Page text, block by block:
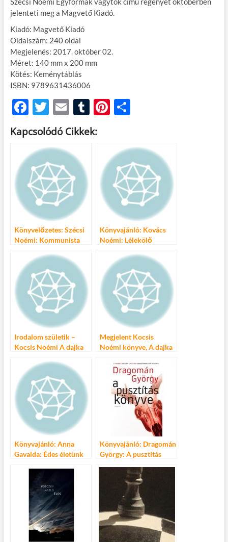
jelenteti meg a Magvető Kiadó.
Kiadó: Magvető Kiadó
Oldalszám: 240 oldal
Megjelenés: 2017. október 02.
Méret: 140 mm x 200 mm
Kötés: Keménytáblás
ISBN: 9789631436006
F
ac
e
b
o
o
k
T
w
itt
er
E
m
ail
T
u
m
Pi
es
O
m
e
g
Kapcsolódó Cikkek:
Könyvelőzetes: Szécsi
Noémi: Kommunista
Könyvajánló: Kovács
Noémi: Lélekölő
Irodalom születik –
Kocsis Noémi A dajka
Megjelent Kocsis
Noémi könyve, A dajka
Könyvajánló: Anna
Gavalda: Édes életünk
Könyvajánló: Dragomán
György: A pusztítás